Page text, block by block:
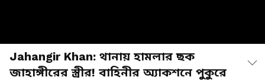
Jahangir Khan: থানায় হামলার ছক
জাহাঙ্গীরের স্ত্রীর! বাহিনীর অ্যাকশনে পুকুরে